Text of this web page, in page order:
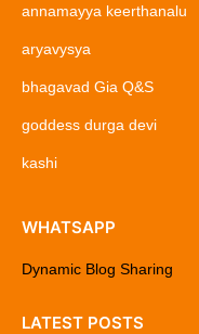
annamayya keerthanalu
aryavysya
bhagavad Gia Q&S
goddess durga devi
kashi
WHATSAPP
Dynamic Blog Sharing
LATEST POSTS